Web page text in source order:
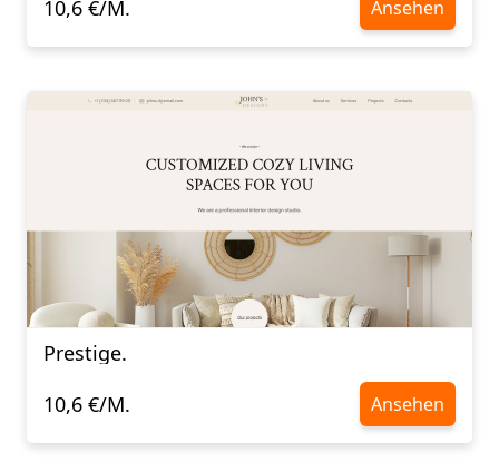
10,6 €/M.
Ansehen
Prestige.
10,6 €/M.
Ansehen